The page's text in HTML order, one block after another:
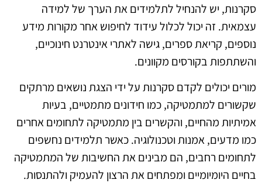
סקרנות, יש להנחיל לתלמידים את הערך של למידה
עצמאית. זה יכול לכלול עידוד לחיפוש אחר מקורות מידע
נוספים, קריאת ספרים, גישה לאתרי אינטרנט חינוכיים,
והשתתפות בקורסים מקוונים.
מורים יכולים לקדם סקרנות על ידי הצגת נושאים מרתקים
שקשורים למתמטיקה, כמו חידונים מתמטיים, בעיות
אמיתיות מהחיים, והקשרים בין מתמטיקה לתחומים אחרים
כמו מדעים, אמנות וטכנולוגיה. כאשר תלמידים נחשפים
לתחומים רחבים, הם מבינים את החשיבות של המתמטיקה
בחיים היומיומיים ומפתחים את הרצון להעמיק ולהתנסות.